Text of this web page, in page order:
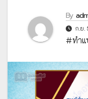
By
ก.ย.
#ทำแ